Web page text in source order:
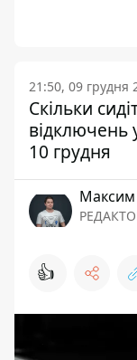
21:50, 09 грудня
Скільки
відключень
10 грудня
Максим
👍